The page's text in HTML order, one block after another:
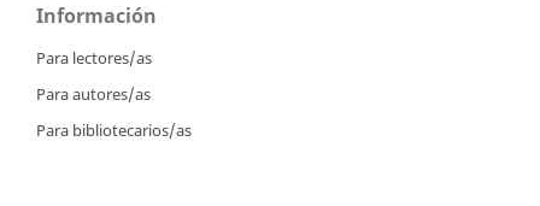
Información
Para lectores/as
Para autores/as
Para bibliotecarios/as